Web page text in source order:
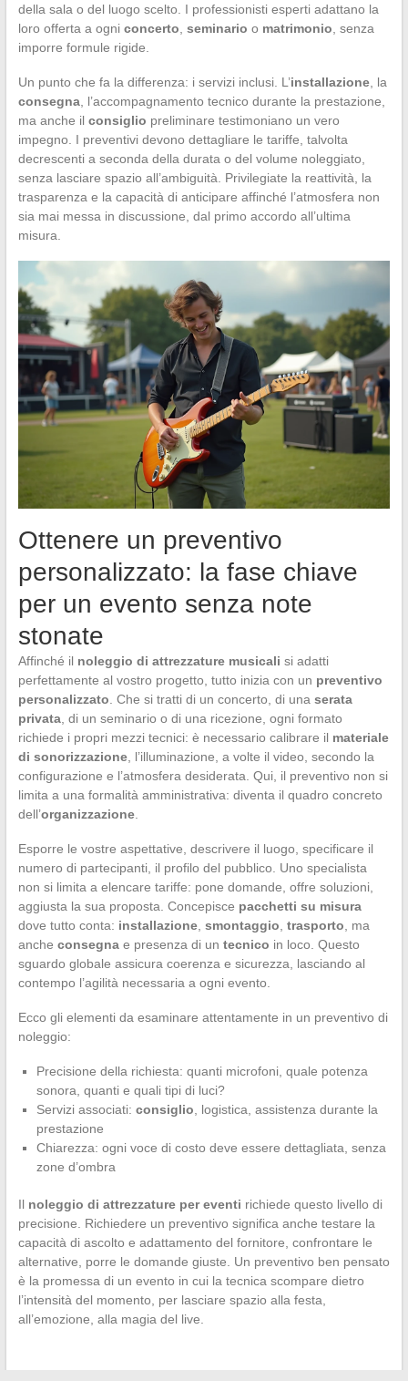
della sala o del luogo scelto. I professionisti esperti adattano la
loro offerta a ogni concerto seminario o matrimonio , senza
imporre formule rigide.
Un punto che fa la differenza: i servizi inclusi. L’installazione, la
consegna, l’accompagnamento tecnico durante la prestazione,
ma anche il consiglio preliminare testimoniano un vero
impegno. I preventivi devono dettagliare le tariffe, talvolta
decrescenti a seconda della durata o del volume noleggiato,
senza lasciare spazio all’ambiguità. Privilegiate la reattività, la
trasparenza e la capacità di anticipare affinché l’atmosfera non
sia mai messa in discussione, dal primo accordo all’ultima
misura.
Ottenere un preventivo
personalizzato: la fase chiave
per un evento senza note
stonate
Affinché il noleggio di attrezzature musicali si adatti
perfettamente al vostro progetto, tutto inizia con un preventivo
personalizzato . Che si tratti di un concerto, di una serata
privata, di un seminario o di una ricezione, ogni formato
richiede i propri mezzi tecnici: è necessario calibrare il materiale
di sonorizzazione, l’illuminazione, a volte il video, secondo la
configurazione e l’atmosfera desiderata. Qui, il preventivo non si
limita a una formalità amministrativa: diventa il quadro concreto
dell’organizzazione.
Esporre le vostre aspettative, descrivere il luogo, specificare il
numero di partecipanti, il profilo del pubblico. Uno specialista
non si limita a elencare tariffe: pone domande, offre soluzioni,
aggiusta la sua proposta. Concepisce pacchetti su misura
dove tutto conta: installazione, smontaggio trasporto , ma
anche consegnae presenza di un tecnico in loco. Questo
sguardo globale assicura coerenza e sicurezza, lasciando al
contempo l’agilità necessaria a ogni evento.
Ecco gli elementi da esaminare attentamente in un preventivo di
noleggio:
Precisione della richiesta: quanti microfoni, quale potenza
sonora, quanti e quali tipi di luci?
Servizi associati: consiglio , logistica, assistenza durante la
prestazione
Chiarezza: ogni voce di costo deve essere dettagliata, senza
zone d’ombra
Il noleggio di attrezzature per eventi richiede questo livello di
precisione. Richiedere un preventivo significa anche testare la
capacità di ascolto e adattamento del fornitore, confrontare le
alternative, porre le domande giuste. Un preventivo ben pensato
è la promessa di un evento in cui la tecnica scompare dietro
l’intensità del momento, per lasciare spazio alla festa,
all’emozione, alla magia del live.